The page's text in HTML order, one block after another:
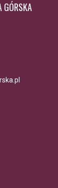
GÓRSKA